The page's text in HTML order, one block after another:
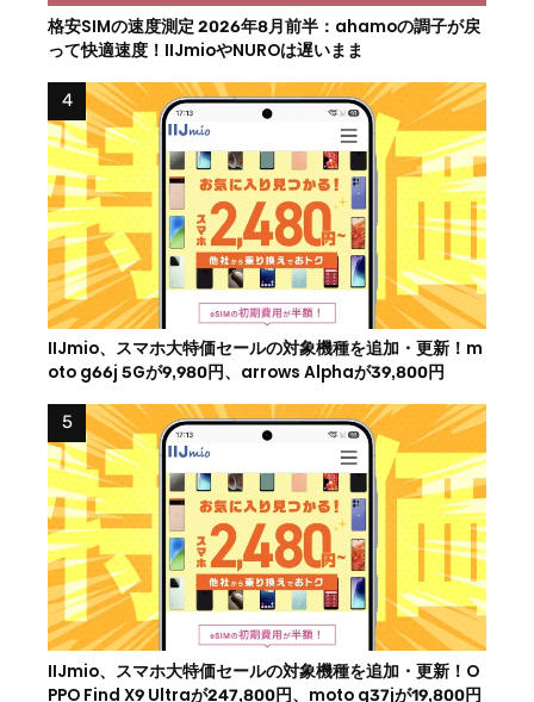
格安SIMの速度測定 2026年8月前半：ahamoの調子が戻
って快適速度！IIJmioやNUROは遅いまま
IIJmio、スマホ大特価セールの対象機種を追加・更新！m
oto g66j 5Gが9,980円、arrows Alphaが39,800円
IIJmio、スマホ大特価セールの対象機種を追加・更新！O
PPO Find X9 Ultraが247,800円、moto g37jが19,800円